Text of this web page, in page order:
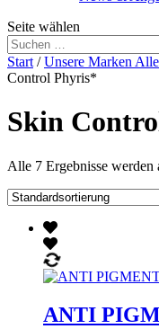
Seite wählen
Start /Unsere Marken
Control Phyris*
Skin
Alle 7 Ergebnisse werden
ANTI